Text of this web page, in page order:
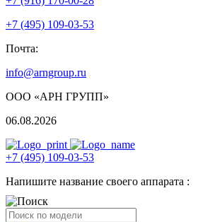
+7 (495) 109-03-53
Почта:
info@arngroup.ru
ООО «АРН ГРУПП»
06.08.2026
+7 (495) 109-03-53
Напишите название своего аппарата :